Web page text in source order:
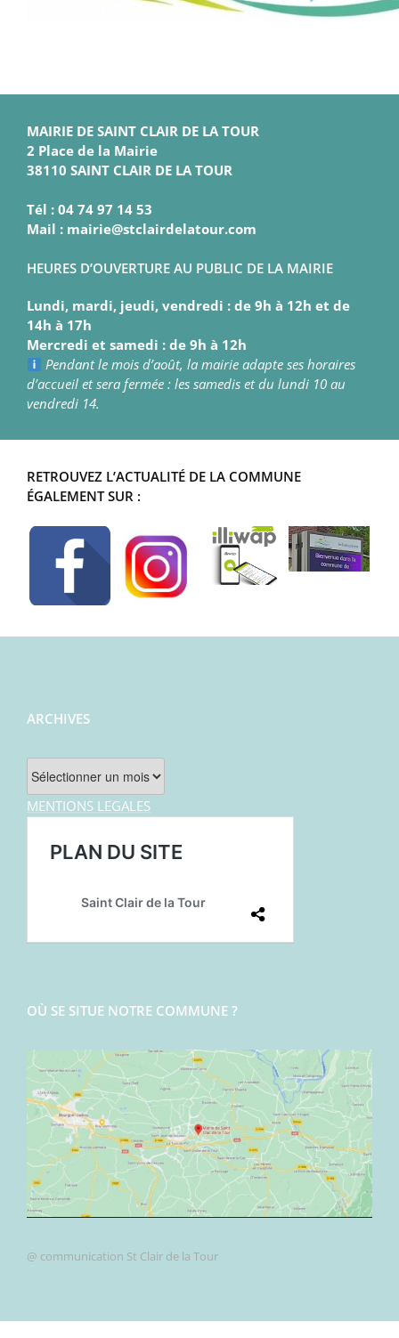
MAIRIE DE SAINT CLAIR DE LA TOUR
2 Place de la Mairie
38110 SAINT CLAIR DE LA TOUR
Tél : 04 74 97 14 53
Mail : mairie@stclairdelatour.com
HEURES D’OUVERTURE AU PUBLIC DE LA MAIRIE
Lundi, mardi, jeudi, vendredi : de 9h à 12h et de
14h à 17h
Mercredi et samedi : de 9h à 12h
Pendant le mois d’août, la mairie adapte ses horaires
d’accueil et sera fermée : les samedis et du lundi 10 au
vendredi 14.
RETROUVEZ L’ACTUALITÉ DE LA COMMUNE
ÉGALEMENT SUR :
ARCHIVES
MENTIONS LEGALES
OÙ SE SITUE NOTRE COMMUNE ?
@ communication St Clair de la Tour